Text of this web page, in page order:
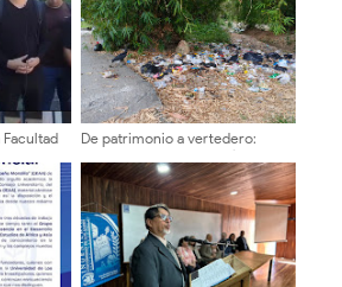
De patrimonio a vertedero:
Crisis ambiental en el río
Torondoy